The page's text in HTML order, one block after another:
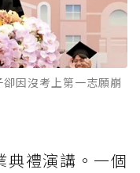
因沒考上第一志願崩
典禮演講。一個